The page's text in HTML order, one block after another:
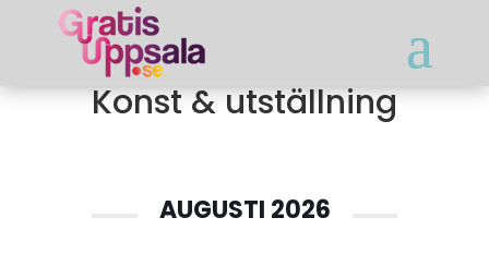
Konst & utställning
AUGUSTI 2026